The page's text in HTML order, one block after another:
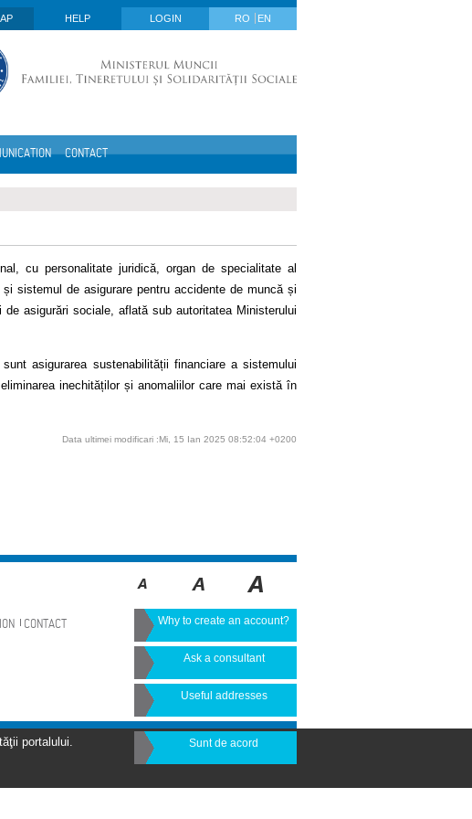
HELP LOGIN RO EN
CONTACT
cu personalitate juridică, organ de specialitate al
sistemul de asigurare pentru accidente de muncă și
asigurări sociale, aflată sub autoritatea Ministerului
asigurarea sustenabilității financiare a sistemului
inechităților și anomaliilor care mai există în
Data ultimei modificari :Mi, 15 Ian 2025 08:52:04 +0200
CONTACT Why to create an account?
Ask a consultant
Useful addresses
portalului.
Sunt de acord